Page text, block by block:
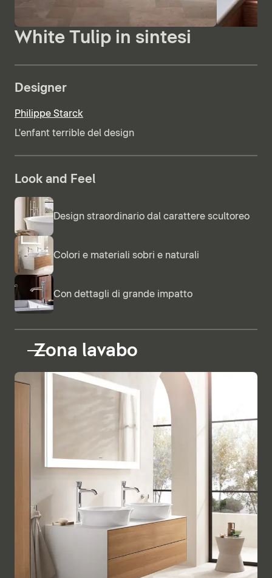
White Tulip in sintesi
Designer
Philippe Starck
L'enfant terrible del design
Look and Feel
Design straordinario dal carattere scultoreo
Colori e materiali sobri e naturali
Con dettagli di grande impatto
Zona lavabo